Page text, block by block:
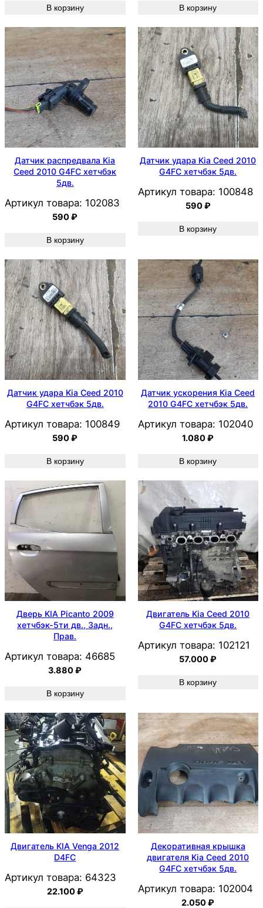
В корзину В корзину
Датчик распредвала Kia
Ceed 2010 G4FC хетчбэк
5дв.
Артикул товара: 102083
590₽
В корзину
Датчик удара Kia Ceed 2010
G4FC хетчбэк 5дв.
Артикул товара: 100848
590₽
В корзину
Датчик удара Kia Ceed 2010
G4FC хетчбэк 5дв.
Артикул товара: 100849
590₽
В корзину
Датчик ускорения Kia Ceed
2010 G4FC хетчбэк 5дв.
Артикул товара: 102040
1.080₽
В корзину
Дверь KIA Picanto 2009
хетчбэк-5ти дв., Задн.,
Прав.
Артикул товара: 46685
3.880₽
В корзину
Двигатель Kia Ceed 2010
G4FC хетчбэк 5дв.
Артикул товара: 102121
57.000₽
В корзину
Двигатель KIA Venga 2012
D4FC
Артикул товара: 64323
22.100₽
Декоративная крышка
двигателя Kia Ceed 2010
G4FC хетчбэк 5дв.
Артикул товара: 102004
2.050₽